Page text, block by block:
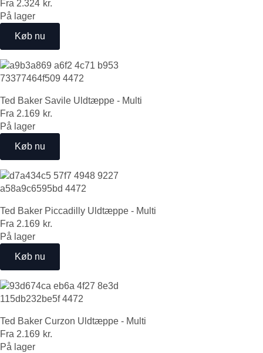
Fra 2.324 kr.
På lager
Køb nu
Ted Baker Savile Uldtæppe - Multi
Fra 2.169 kr.
På lager
Køb nu
Ted Baker Piccadilly Uldtæppe - Multi
Fra 2.169 kr.
På lager
Køb nu
Ted Baker Curzon Uldtæppe - Multi
Fra 2.169 kr.
På lager